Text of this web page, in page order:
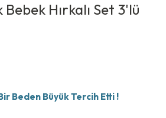
Hırkalı Set 3'lü
Beden Büyük Tercih Etti !